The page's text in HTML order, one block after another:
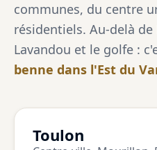
communes, du centre
résidentiels. Au-delà
Lavandou et le golfe :
benne dans l'Est du
Toulon